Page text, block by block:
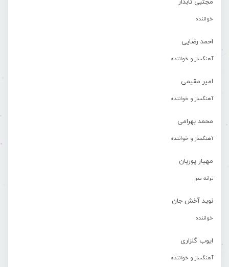
مجتبی تابدار
خواننده
احمد رضایی
آهنگساز و خواننده
امیر مقیمی
آهنگساز و خواننده
محمد بهرامی
آهنگساز و خواننده
مهیار پوریان
ترانه سرا
نوید آخش جان
خواننده
ایوب گلزاری
آهنگساز و خواننده